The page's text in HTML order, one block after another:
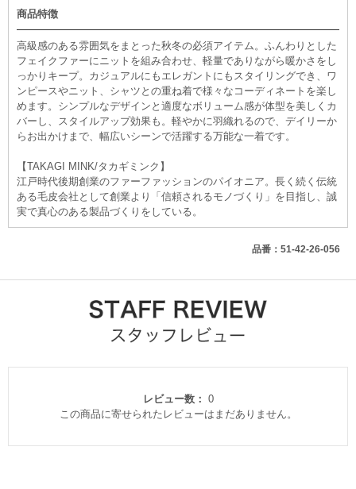
商品特徴
高級感のある雰囲気をまとった秋冬の必須アイテム。ふんわりとした
フェイクファーにニットを組み合わせ、軽量でありながら暖かさをし
っかりキープ。カジュアルにもエレガントにもスタイリングでき、ワ
ンピースやニット、シャツとの重ね着で様々なコーディネートを楽し
めます。シンプルなデザインと適度なボリューム感が体型を美しくカ
バーし、スタイルアップ効果も。軽やかに羽織れるので、デイリーか
らお出かけまで、幅広いシーンで活躍する万能な一着です。
【TAKAGI MINK/タカギミンク】
江戸時代後期創業のファーファッションのパイオニア。長く続く伝統
ある毛皮会社として創業より「信頼されるモノづくり」を目指し、誠
実で真心のある製品づくりをしている。
品番：51-42-26-056
レビュー数： 0
この商品に寄せられたレビューはまだありません。